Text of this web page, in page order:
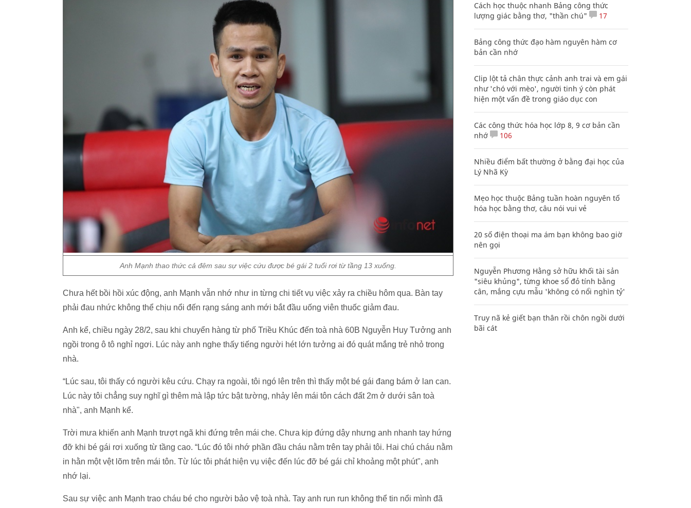
Anh Mạnh thao thức cả đêm sau sự việc cứu được bé gái 2 tuổi rơi từ tầng 13 xuống.
Chưa hết bồi hồi xúc động, anh Mạnh vẫn nhớ như in từng chi tiết vụ việc xảy ra chiều hôm qua. Bàn tay
phải đau nhức không thể chịu nổi đến rạng sáng anh mới bắt đầu uống viên thuốc giảm đau.
Anh kể, chiều ngày 28/2, sau khi chuyển hàng từ phố Triều Khúc đến toà nhà 60B Nguyễn Huy Tưởng anh
ngồi trong ô tô nghỉ ngơi. Lúc này anh nghe thấy tiếng người hét lớn tưởng ai đó quát mắng trẻ nhỏ trong
nhà.
“Lúc sau, tôi thấy có người kêu cứu. Chạy ra ngoài, tôi ngó lên trên thì thấy một bé gái đang bám ở lan can.
Lúc này tôi chẳng suy nghĩ gì thêm mà lập tức bật tường, nhảy lên mái tôn cách đất 2m ở dưới sân toà
nhà", anh Mạnh kể.
Trời mưa khiến anh Mạnh trượt ngã khi đứng trên mái che. Chưa kịp đứng dậy nhưng anh nhanh tay hứng
đỡ khi bé gái rơi xuống từ tầng cao. “Lúc đó tôi nhớ phần đầu cháu nằm trên tay phải tôi. Hai chú cháu nằm
in hằn một vệt lõm trên mái tôn. Từ lúc tôi phát hiện vụ việc đến lúc đỡ bé gái chỉ khoảng một phút", anh
nhớ lại.
Sau sự việc anh Mạnh trao cháu bé cho người bảo vệ toà nhà. Tay anh run run không thể tin nổi mình đã
Cách học thuộc nhanh Bảng công thức
lượng giác bằng thơ, "thần chú"
17
Bảng công thức đạo hàm nguyên hàm cơ
bản cần nhớ
Clip lột tả chân thực cảnh anh trai và em gái
như 'chó với mèo', người tinh ý còn phát
hiện một vấn đề trong giáo dục con
Các công thức hóa học lớp 8, 9 cơ bản cần
nhớ
106
Nhiều điểm bất thường ở bằng đại học của
Lý Nhã Kỳ
Mẹo học thuộc Bảng tuần hoàn nguyên tố
hóa học bằng thơ, câu nói vui vẻ
20 số điện thoại ma ám bạn không bao giờ
nên gọi
Nguyễn Phương Hằng sở hữu khối tài sản
"siêu khủng", từng khoe sổ đỏ tính bằng
cân, mắng cựu mẫu 'không có nổi nghìn tỷ'
Truy nã kẻ giết bạn thân rồi chôn ngồi dưới
bãi cát